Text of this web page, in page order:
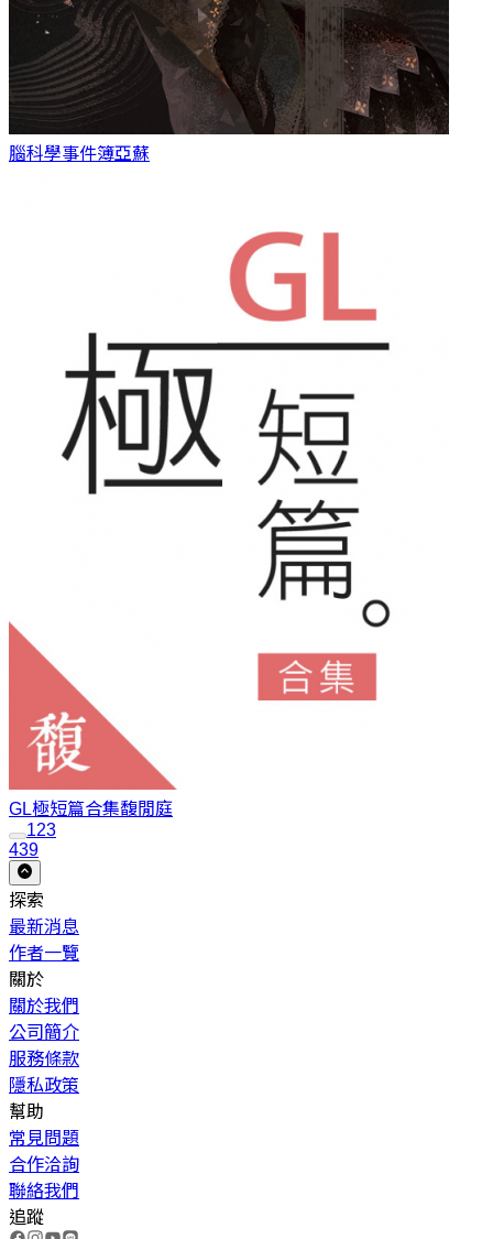
腦科學事件簿亞蘇
GL極短篇合集馥閒庭
123
439
探索
最新消息
作者一覽
關於
關於我們
公司簡介
服務條款
隱私政策
幫助
常見問題
合作洽詢
聯絡我們
追蹤